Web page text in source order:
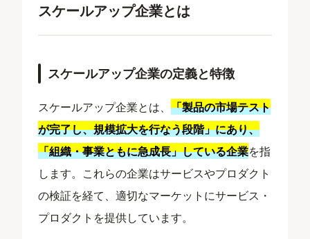
スケールアップ企業とは
スケールアップ企業の定義と特徴
スケールアップ企業とは、「製品の市場テスト
が完了し、規模拡大を行なう段階」にあり、
「組織・事業ともに急成長」している企業を指
します。これらの企業はサービスやプロダクト
の検証を経て、適切なマーケットにサービス・
プロダクトを提供しています。